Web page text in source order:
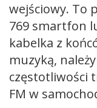
wejściowy. To
769 smartfon
kabelka z
muzyką,
częstotliwości
FM w